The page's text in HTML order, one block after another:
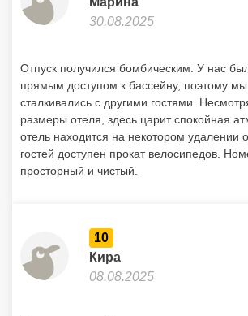
30.08.2025
Отпуск получился бомбическим. У нас
прямым доступом к бассейну, поэтому мы
сталкивались с другими гостями.
размеры отеля, здесь царит спокойная
отель находится на некотором удалении
гостей доступен прокат велосипедов.
просторный и чистый.
10
Кира
08.08.2025